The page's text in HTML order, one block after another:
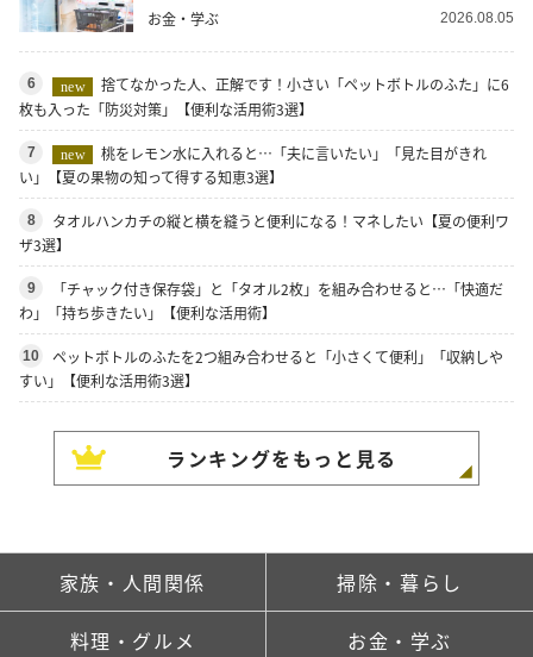
お金・学ぶ 2026.08.05
6 new
捨てなかった人、正解です！小さい「ペットボトルのふた」に6
枚も入った「防災対策」【便利な活用術3選】
7 new
桃をレモン水に入れると…「夫に言いたい」「見た目がきれ
い」【夏の果物の知って得する知恵3選】
8
タオルハンカチの縦と横を縫うと便利になる！マネしたい【夏の便利ワ
ザ3選】
9
「チャック付き保存袋」と「タオル2枚」を組み合わせると…「快適だ
わ」「持ち歩きたい」【便利な活用術】
10
ペットボトルのふたを2つ組み合わせると「小さくて便利」「収納しや
すい」【便利な活用術3選】
ランキングをもっと見る
家族・人間関係 掃除・暮らし
料理・グルメ お金・学ぶ